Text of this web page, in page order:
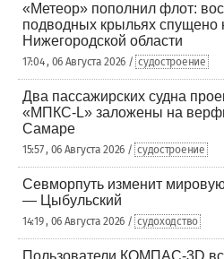
«Метеор» пополнил флот:
подводных крыльях спущено
Нижегородской области
17:04 , 06 Августа 2026 / судостроение
Два пассажирских судна
«МПКС-L» заложены на
Самаре
15:57 , 06 Августа 2026 / судостроение
Севморпуть изменит
— Цыбульский
14:19 , 06 Августа 2026 / судоходство
Пользователи КОМПАС-3D